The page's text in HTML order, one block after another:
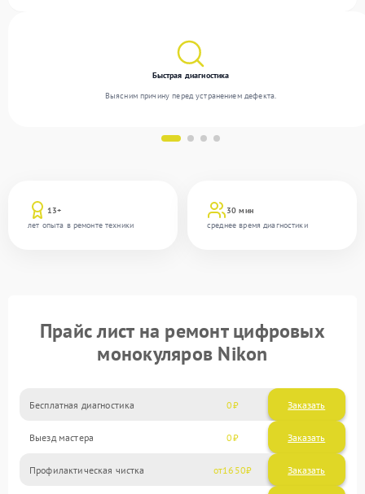
13+
лет опыта в ремонте техники
30 мин
среднее время диагностики
Быстрая диагностика
Выясним причину перед устранением дефекта.
Прайс лист на ремонт цифровых
монокуляров Nikon
Бесплатная диагностика 0 Заказать
Выезд мастера 0 Заказать
Профилактическая чистка 1650